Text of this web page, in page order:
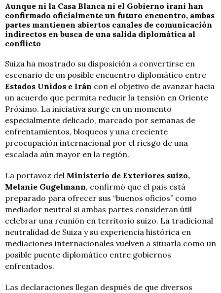
Aunque ni la Casa Blanca ni el Gobierno iraní han
confirmado oficialmente un futuro encuentro, ambas
partes mantienen abiertos canales de comunicación
indirectos en busca de una salida diplomática al
conflicto
Suiza ha mostrado su disposición a convertirse en
escenario de un posible encuentro diplomático entre
Estados Unidos e Irán con el objetivo de avanzar hacia
un acuerdo que permita reducir la tensión en Oriente
Próximo. La iniciativa surge en un momento
especialmente delicado, marcado por semanas de
enfrentamientos, bloqueos y una creciente
preocupación internacional por el riesgo de una
escalada aún mayor en la región.
La portavoz del Ministerio de Exteriores suizo,
Melanie Gugelmann, confirmó que el país está
preparado para ofrecer sus “buenos oficios” como
mediador neutral si ambas partes consideran útil
celebrar una reunión en territorio suizo. La tradicional
neutralidad de Suiza y su experiencia histórica en
mediaciones internacionales vuelven a situarla como un
posible puente diplomático entre gobiernos
enfrentados.
Las declaraciones llegan después de que diversos